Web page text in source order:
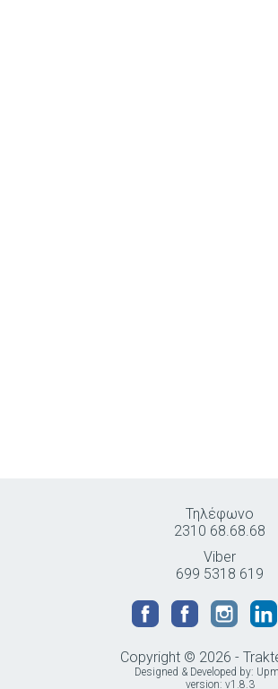
Τηλέφωνο
2310 68.68.68
Viber
699 5318 619
Copyright © 2026 -
Designed & Developed by:
version: v1.8.3